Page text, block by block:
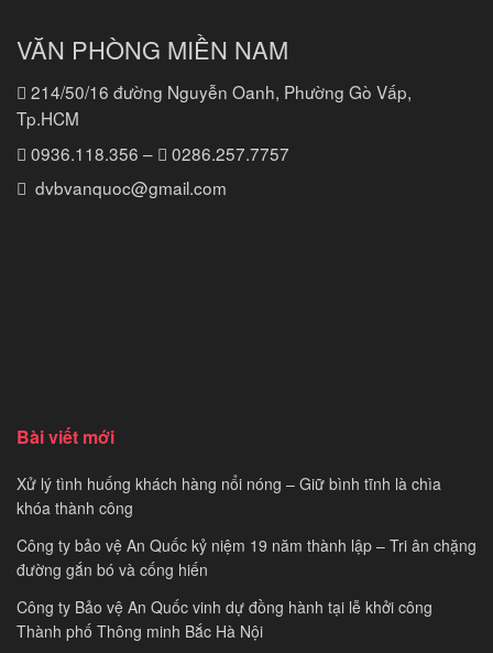
VĂN PHÒNG MIỀN NAM
214/50/16 đường Nguyễn Oanh, Phường Gò Vấp,
Tp.HCM
0936.118.356 –
0286.257.7757
dvbvanquoc@gmail.com
Bài viết mới
Xử lý tình huống khách hàng nổi nóng – Giữ bình tĩnh là chìa
khóa thành công
Công ty bảo vệ An Quốc kỷ niệm 19 năm thành lập – Tri ân chặng
đường gắn bó và cống hiến
Công ty Bảo vệ An Quốc vinh dự đồng hành tại lễ khởi công
Thành phố Thông minh Bắc Hà Nội